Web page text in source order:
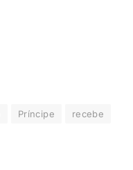
Príncipe
recebe